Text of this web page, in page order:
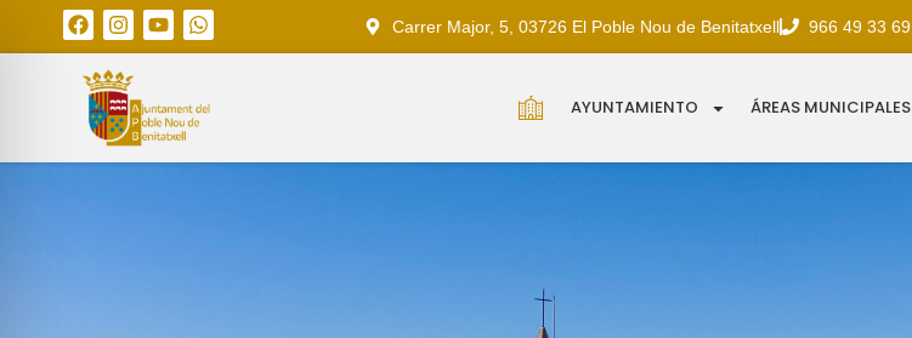
Carrer Major, 5, 03726 El Poble Nou de Benitatxell 966 49 33 69
AYUNTAMIENTO ÁREAS MUNICIPALES